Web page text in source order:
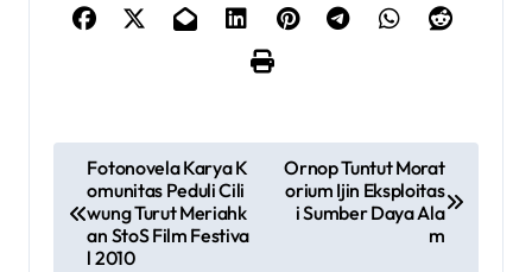
o
Fotonovela Karya K
omunitas Peduli Cili
wung Turut Meriahk
an StoS Film Festiva
l 2010
Ornop Tuntut Morat
orium Ijin Eksploitas
i Sumber Daya Ala
m